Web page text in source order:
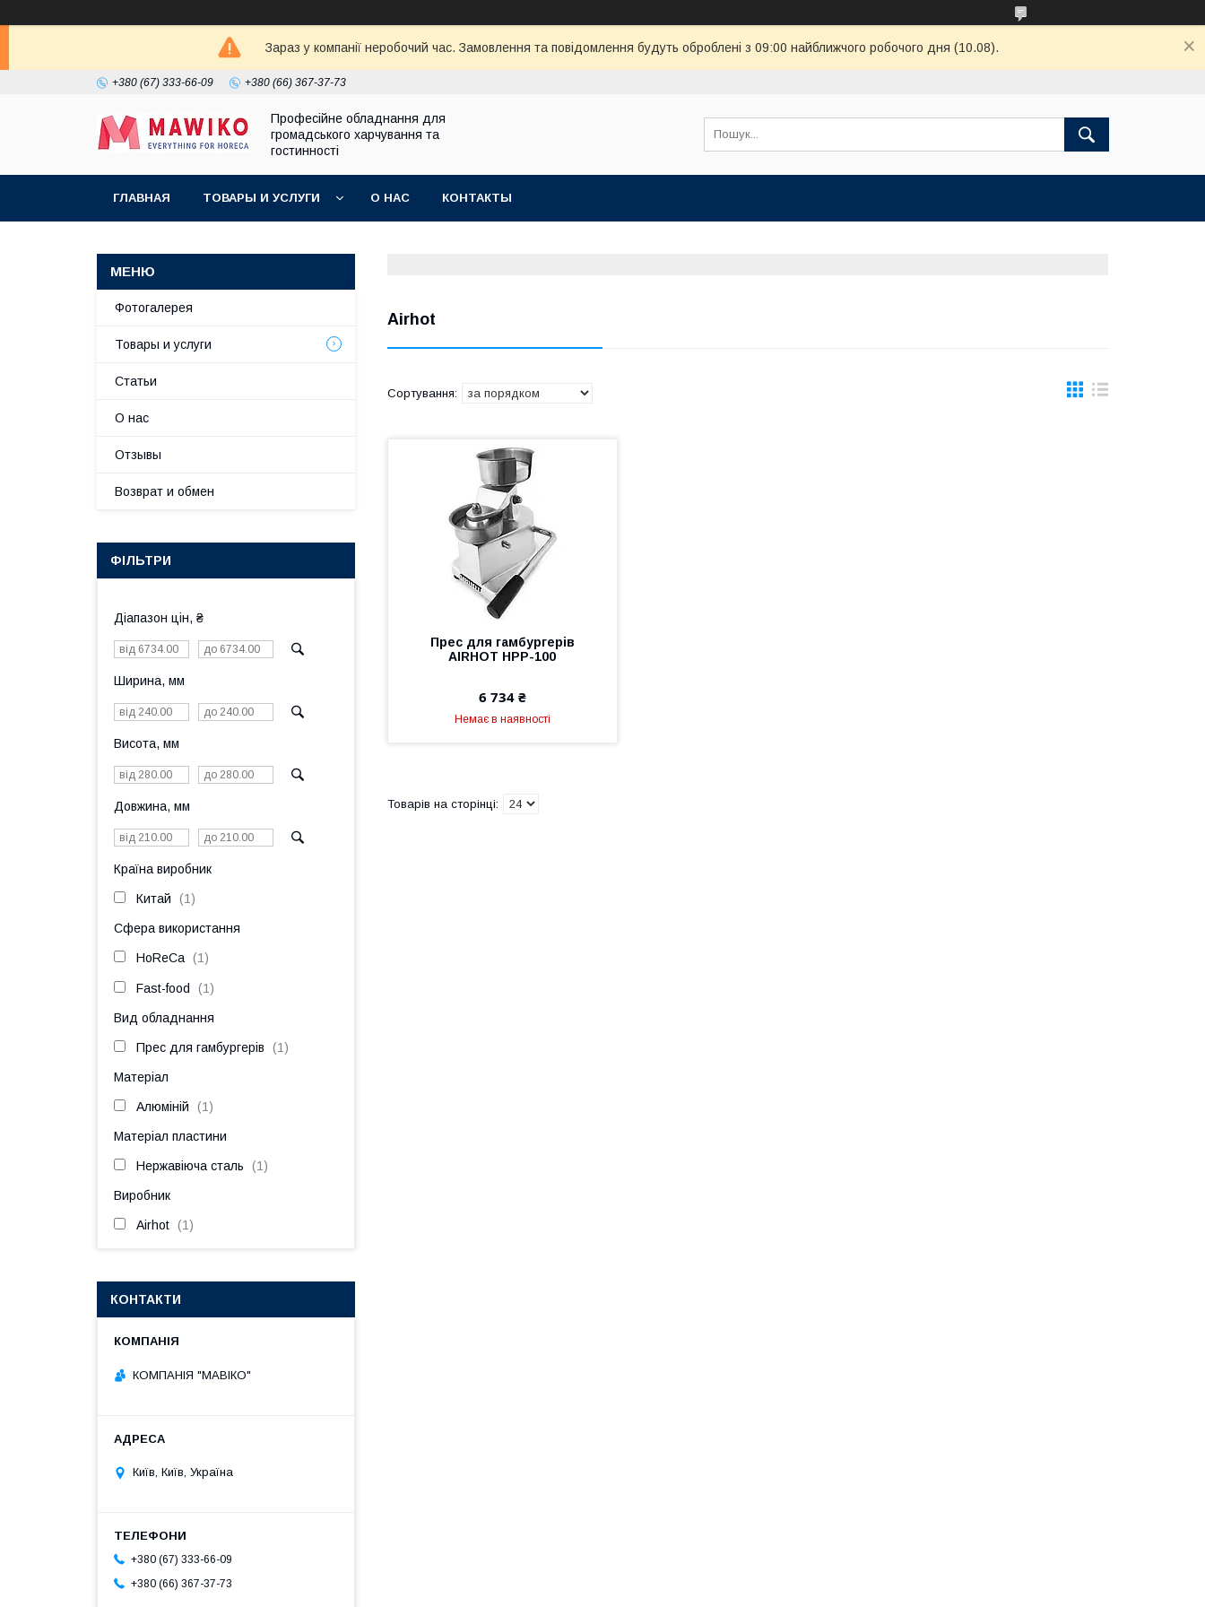
Зараз у компанії неробочий час. Замовлення та повідомлення будуть оброблені з 09:00 найближчого робочого дня (10.08).
+380 (67) 333-66-09 +380 (66) 367-37-73
Професійне обладнання для
громадського харчування та
гостинності
ГЛАВНАЯ ТОВАРЫ И УСЛУГИ О НАС КОНТАКТЫ
Airhot
Прес для гамбургерів
AIRHOT НРР-100
6 734 ₴
Немає в наявності
Фотогалерея
Товары и услуги
Статьи
О нас
Отзывы
Возврат и обмен
ФІЛЬТРИ
Діапазон цін, ₴
Ширина, мм
Висота, мм
Довжина, мм
Країна виробник
Китай 1
Сфера використання
HoReCa 1
Fast-food 1
Вид обладнання
Прес для гамбургерів 1
Матеріал
Алюміній 1
Матеріал пластини
Нержавіюча сталь 1
Виробник
Airhot 1
КОНТАКТИ
КОМПАНІЯ "МАВІКО"
Київ, Київ, Україна
+380 (67) 333-66-09
+380 (66) 367-37-73